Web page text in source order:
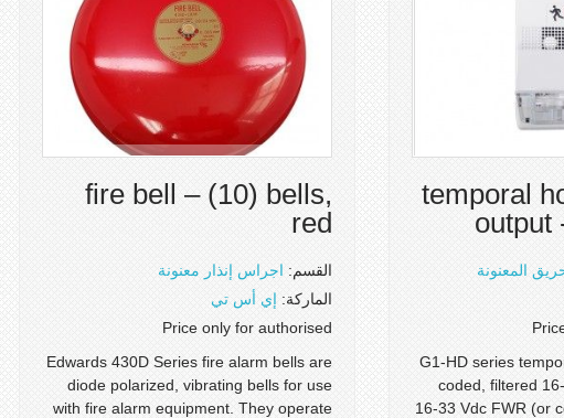
temporal
output
المعنونة
G1-HD series
coded, filtered
16-33 Vdc FWR (or
fire bell – (10) bells,
red
القسم: اجراس إنذار معنونة
الماركة: إي أس تي
Price only for authorised
Edwards 430D Series fire alarm bells are
diode polarized, vibrating bells for use
with fire alarm equipment. They operate